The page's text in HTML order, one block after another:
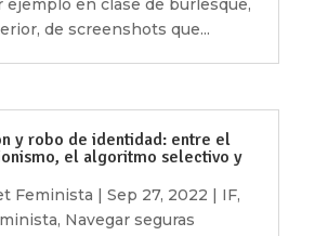
ejemplo en clase de burlesque,
de screenshots que...
y robo de identidad: entre el
el algoritmo selectivo y
Feminista | Sep 27, 2022 | IF,
, Navegar seguras